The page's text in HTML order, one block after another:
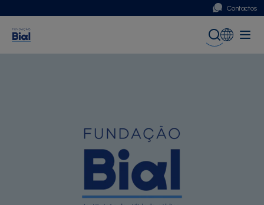
Contactos
Portugal